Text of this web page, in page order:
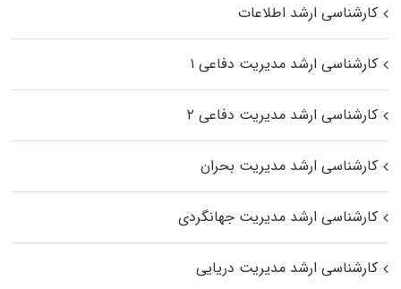
کارشناسی ارشد اطلاعات
کارشناسی ارشد مدیریت دفاعی ۱
کارشناسی ارشد مدیریت دفاعی ۲
کارشناسی ارشد مدیریت بحران
کارشناسی ارشد مدیریت جهانگردی
کارشناسی ارشد مدیریت دریایی